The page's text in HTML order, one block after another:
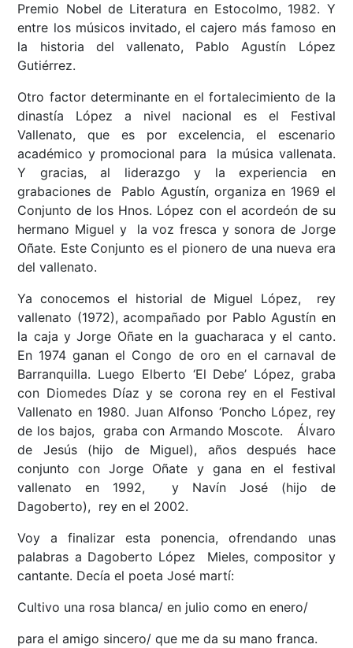
Premio Nobel de Literatura en Estocolmo, 1982. Y
entre los músicos invitado, el cajero más famoso en
la historia del vallenato, Pablo Agustín López
Gutiérrez.
Otro factor determinante en el fortalecimiento de la
dinastía López a nivel nacional es el Festival
Vallenato, que es por excelencia, el escenario
académico y promocional para la música vallenata.
Y gracias, al liderazgo y la experiencia en
grabaciones de Pablo Agustín, organiza en 1969 el
Conjunto de los Hnos. López con el acordeón de su
hermano Miguel y la voz fresca y sonora de Jorge
Oñate. Este Conjunto es el pionero de una nueva era
del vallenato.
Ya conocemos el historial de Miguel López, rey
vallenato (1972), acompañado por Pablo Agustín en
la caja y Jorge Oñate en la guacharaca y el canto.
En 1974 ganan el Congo de oro en el carnaval de
Barranquilla. Luego Elberto ‘El Debe’ López, graba
con Diomedes Díaz y se corona rey en el Festival
Vallenato en 1980. Juan Alfonso ‘Poncho López, rey
de los bajos, graba con Armando Moscote. Álvaro
de Jesús (hijo de Miguel), años después hace
conjunto con Jorge Oñate y gana en el festival
vallenato en 1992, y Navín José (hijo de
Dagoberto), rey en el 2002.
Voy a finalizar esta ponencia, ofrendando unas
palabras a Dagoberto López Mieles, compositor y
cantante. Decía el poeta José martí:
Cultivo una rosa blanca/ en julio como en enero/
para el amigo sincero/ que me da su mano franca.